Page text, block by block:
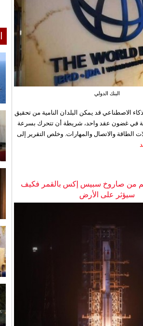
البنك الدولي
الاصطناعي قد يمكن البلدان النامية من تحقيق
في غضون عقد واحد، شريطة أن تتحرك بسرعة
الطاقة والاتصال والمهارات. وخلص التقرير إلى
من صاروخ سبيس إكس بالقمر فكيف
سيؤثر على الأرض